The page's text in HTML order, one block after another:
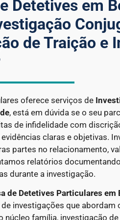
Detetives em
de Traição e
oferece serviços de
, está em dúvida se o seu
de infidelidade com
claras e objetivas.
partes no relacionamento,
relatórios
durante a investigação.
de Detetives Particulares em
investigações que abordam
núcleo família, investigação